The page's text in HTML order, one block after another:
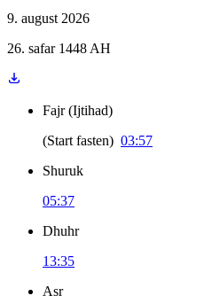
9. august 2026
26. safar 1448 AH
Fajr (Ijtihad)
(Start fasten) 03:57
Shuruk
05:37
Dhuhr
13:35
Asr